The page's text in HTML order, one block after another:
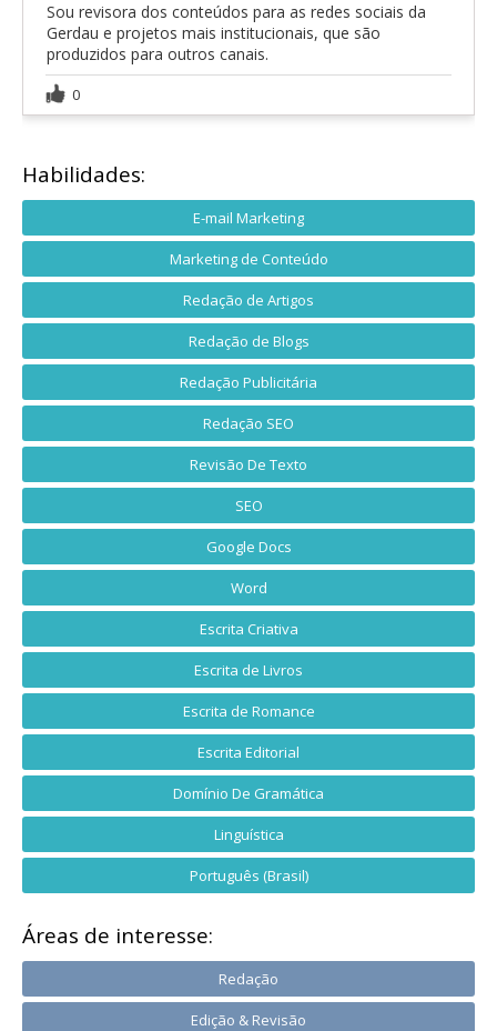
Sou revisora dos conteúdos para as redes sociais da
Gerdau e projetos mais institucionais, que são
produzidos para outros canais.
0
Habilidades:
E-mail Marketing
Marketing de Conteúdo
Redação de Artigos
Redação de Blogs
Redação Publicitária
Redação SEO
Revisão De Texto
SEO
Google Docs
Word
Escrita Criativa
Escrita de Livros
Escrita de Romance
Escrita Editorial
Domínio De Gramática
Linguística
Português (Brasil)
Áreas de interesse:
Redação
Edição & Revisão